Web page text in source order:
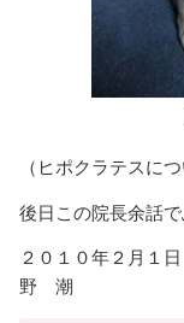
（ヒポクラテスに
後日この院長余話で
２０１０年２月
野 潮